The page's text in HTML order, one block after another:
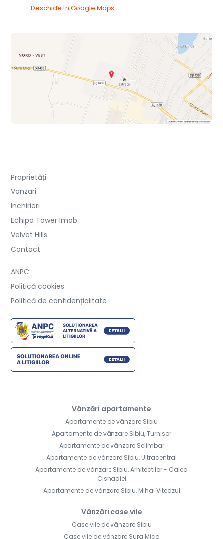
Deschide în Google Maps
Proprietăți
Vanzari
Inchirieri
Echipa Tower Imob
Velvet Hills
Contact
ANPC
Politică cookies
Politică de confidențialitate
Vânzări apartamente
Apartamente de vânzare Sibiu
Apartamente de vânzare Sibiu, Turnisor
Apartamente de vânzare Selimbar
Apartamente de vânzare Sibiu, Ultracentral
Apartamente de vânzare Sibiu, Arhitectilor - Calea
Cisnadiei
Apartamente de vânzare Sibiu, Mihai Viteazul
Vânzări case vile
Case vile de vânzare Sibiu
Case vile de vânzare Sura Mica